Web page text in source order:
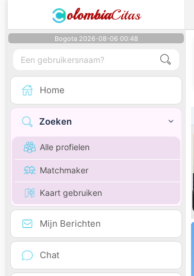
olombiaCitas
Bogota 2026-08-06 00:48
Home
Zoeken
Alle profielen
Matchmaker
Kaart gebruiken
Mijn Berichten
Chat